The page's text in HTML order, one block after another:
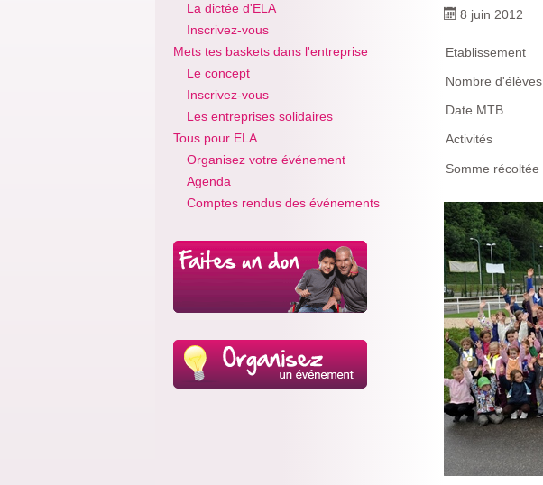
La dictée d'ELA
Inscrivez-vous
Mets tes baskets dans l'entreprise
Le concept
Inscrivez-vous
Les entreprises solidaires
Tous pour ELA
Organisez votre événement
Agenda
Comptes rendus des événements
8 juin 2012
Etablissement
Nombre d'élèves
Date MTB
Activités
Somme récoltée